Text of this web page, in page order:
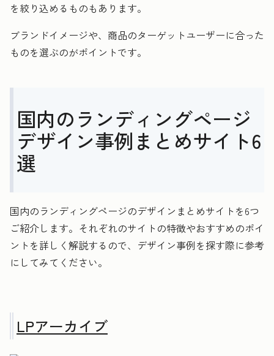
を絞り込めるものもあります。
ブランドイメージや、商品のターゲットユーザーに合った
ものを選ぶのがポイントです。
国内のランディングページ
デザイン事例まとめサイト6
選
国内のランディングページのデザインまとめサイトを6つ
ご紹介します。それぞれのサイトの特徴やおすすめのポイ
ントを詳しく解説するので、デザイン事例を探す際に参考
にしてみてください。
LPアーカイブ